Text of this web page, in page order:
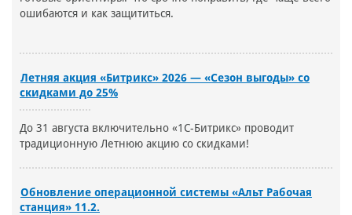
ошибаются и как защититься.
Летняя акция «Битрикс» 2026 — «Сезон выгоды» со
скидками до 25%
До 31 августа включительно «1С-Битрикс» проводит
традиционную Летнюю акцию со скидками!
Обновление операционной системы «Альт Рабочая
станция» 11.2.